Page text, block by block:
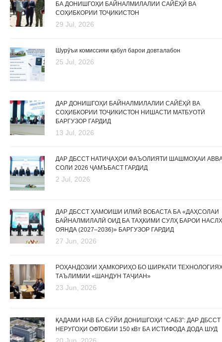
БА ДОНИШГОҲИ БАЙНАЛМИЛАЛИИ САЙЁҲӢ ВА
СОҲИБКОРИИ ТОҶИКИСТОН
29 Jul, 2026
Шурӯъи комиссияи қабул барои довталабон
25 Jul, 2026
ДАР ДОНИШГОҲИ БАЙНАЛМИЛАЛИИ САЙЁҲӢ ВА
СОҲИБКОРИИ ТОҶИКИСТОН НИШАСТИ МАТБУОТӢ
БАРГУЗОР ГАРДИД
13 Jul, 2026
ДАР ДБССТ НАТИҶАҲОИ ФАЪОЛИЯТИ ШАШМОҲАИ
СОЛИ 2026 ҶАМЪБАСТ ГАРДИД
2 Jul, 2026
ДАР ДБССТ ҲАМОИШИ ИЛМӢ ВОБАСТА БА «ДАҲСОЛАИ
БАЙНАЛМИЛАЛӢ ОИД БА ТАҲКИМИ СУЛҲ БАРОИ
ОЯНДА (2027–2036)» БАРГУЗОР ГАРДИД
27 Jun, 2026
РОҲАНДОЗИИ ҲАМКОРИҲО БО ШИРКАТИ
ТАЪЛИМИИ «ШАНДУН ТАҶИАН»
23 Jun, 2026
ҚАДАМИ НАВ БА СӮЙИ ДОНИШГОҲИ “САБЗ”: ДАР ДБССТ
НЕРУГОҲИ ОФТОБИИ 150 кВт БА ИСТИФОДА ДОДА ШУД